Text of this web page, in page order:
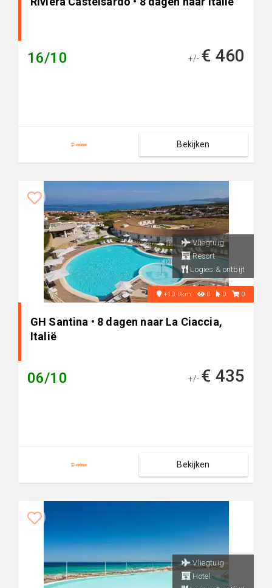
16/10 +/- € 460
Bekijken
Vliegtuig
Resort
Logies & ontbijt
+10.0km 0 0 0
GH Santina • 8 dagen naar La Ciaccia,
Italië
06/10 +/- € 435
Bekijken
Vliegtuig
Hotel